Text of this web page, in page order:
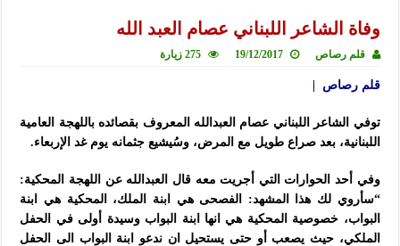
وفاة الشاعر اللبناني عصام العبد الله
قلم رصاص 19/12/2017 275 زيارة
قلم رصاص |
توفي الشاعر اللبناني عصام العبدالله المعروف بقصائده باللهجة العامية
اللبنانية، بعد صراع طويل مع المرض، وسُيشيع جثمانه يوم غد الإربعاء.
وفي أحد الحوارات التي أجريت معه قال العبدالله عن اللهجة المحكية:
“سأروي لك هذا المشهد: الفصحى هي ابنة الملك، المحكية هي ابنة
البواب، خصوصية المحكية هي انها ابنة البواب وسيدة أولى في الحفل
الملكي، حيث يصعب أو حتى يستحيل ان ندعو ابنة البواب الى الحفل